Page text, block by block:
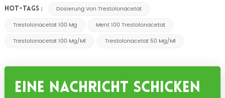
HOT-TAGS :
Dosierung Von Trestolonacetat
Trestolonacetat 100 Mg
Ment 100 Trestolonacetat
Trestolonacetat 100 Mg/ml
Trestolonacetat 50 Mg/ml
Eine Nachricht Schicken